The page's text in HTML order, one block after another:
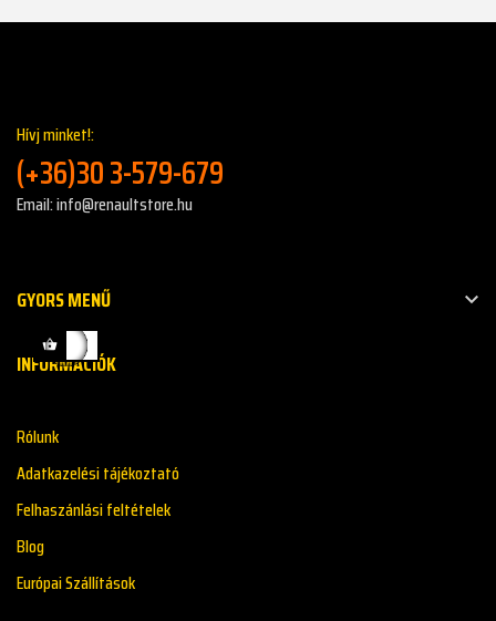
Hívj minket!:
(+36)30 3-579-679
Email: info@renaultstore.hu
GYORS MENŰ 
INFORMÁCIÓK
Rólunk
Adatkazelési tájékoztató
Felhaszánlási feltételek
Blog
Európai Szállítások